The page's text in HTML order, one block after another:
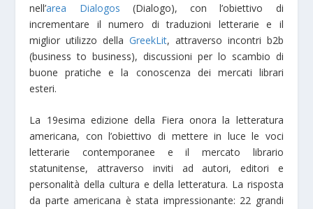
nell’area Dialogos (Dialogo), con l’obiettivo di
incrementare il numero di traduzioni letterarie e il
miglior utilizzo della GreekLit, attraverso incontri b2b
(business to business), discussioni per lo scambio di
buone pratiche e la conoscenza dei mercati librari
esteri.
La 19esima edizione della Fiera onora la letteratura
americana, con l’obiettivo di mettere in luce le voci
letterarie contemporanee e il mercato librario
statunitense, attraverso inviti ad autori, editori e
personalità della cultura e della letteratura. La risposta
da parte americana è stata impressionante: 22 grandi